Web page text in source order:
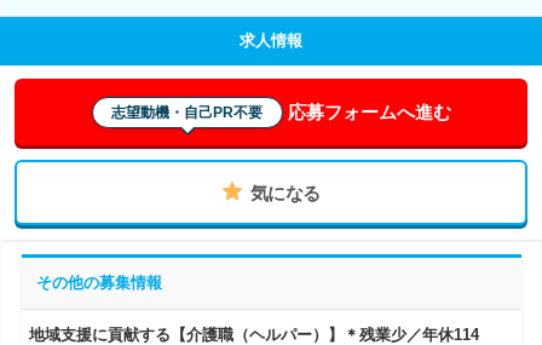
求人情報
志望動機・自己PR不要 応募フォームへ進む
気になる
その他の募集情報
地域支援に貢献する【介護職（ヘルパー）】＊残業少／年休114